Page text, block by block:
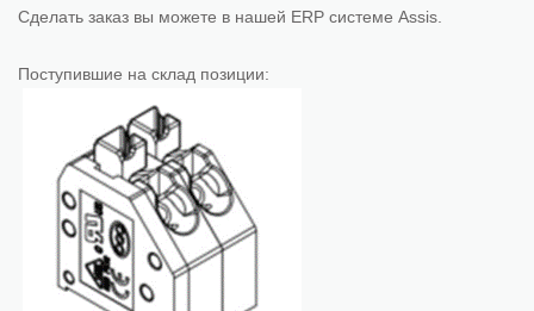
Сделать заказ вы можете в нашей ERP системе Assis.
Поступившие на склад позиции: